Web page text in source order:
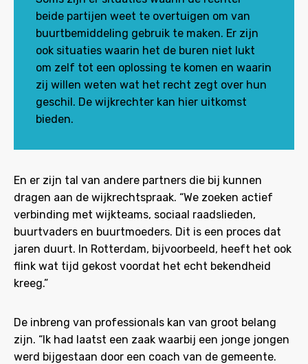
beide partijen weet te overtuigen om van
buurtbemiddeling gebruik te maken. Er zijn
ook situaties waarin het de buren niet lukt
om zelf tot een oplossing te komen en waarin
zij willen weten wat het recht zegt over hun
geschil. De wijkrechter kan hier uitkomst
bieden.
En er zijn tal van andere partners die bij kunnen
dragen aan de wijkrechtspraak. “We zoeken actief
verbinding met wijkteams, sociaal raadslieden,
buurtvaders en buurtmoeders. Dit is een proces dat
jaren duurt. In Rotterdam, bijvoorbeeld, heeft het ook
flink wat tijd gekost voordat het echt bekendheid
kreeg.”
De inbreng van professionals kan van groot belang
zijn. “Ik had laatst een zaak waarbij een jonge jongen
werd bijgestaan door een coach van de gemeente.